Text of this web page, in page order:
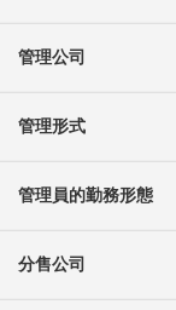
管理公司
管理形式
管理員的勤務形態
分售公司